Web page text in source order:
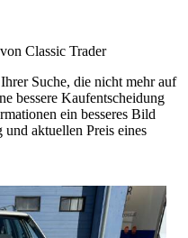
Classic Trader
Suche, die nicht mehr auf
bessere Kaufentscheidung
ein besseres Bild
aktuellen Preis eines